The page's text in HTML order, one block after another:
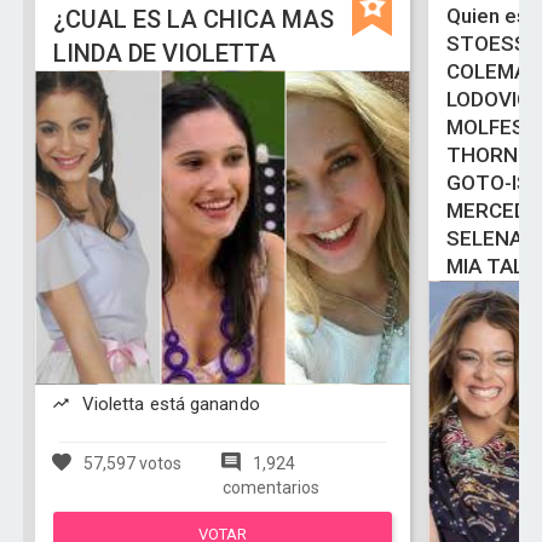
¿CUAL ES LA CHICA MAS
LINDA DE VIOLETTA
Violetta está ganando
57,597 votos
1,924
comentarios
VOTAR
Quien es
THORNE-
GOTO-
SELENA
MIA